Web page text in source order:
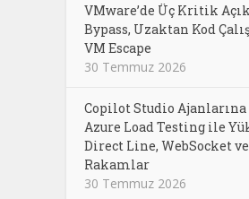
VMware’de Üç Kritik
Bypass, Uzaktan Kod
VM Escape
30 Temmuz 2026
Copilot Studio Ajanlarına
Azure Load Testing ile
Direct Line, WebSocket
Rakamlar
30 Temmuz 2026